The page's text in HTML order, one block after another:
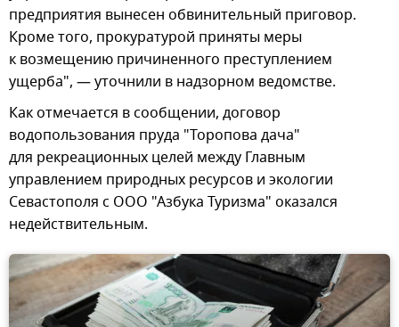
предприятия вынесен обвинительный приговор.
Кроме того, прокуратурой приняты меры
к возмещению причиненного преступлением
ущерба", — уточнили в надзорном ведомстве.
Как отмечается в сообщении, договор
водопользования пруда "Торопова дача"
для рекреационных целей между Главным
управлением природных ресурсов и экологии
Севастополя с ООО "Азбука Туризма" оказался
недействительным.